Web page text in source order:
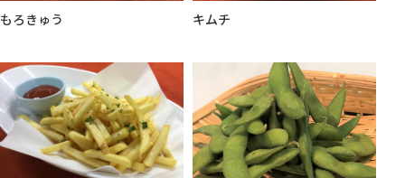
もろきゅう キムチ